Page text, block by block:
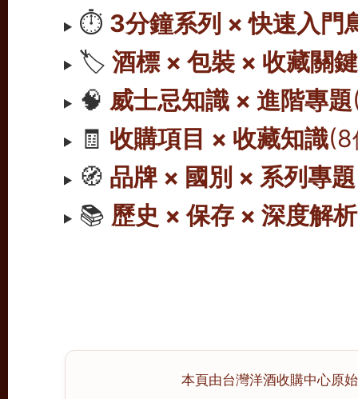
⏱️ 3分鐘系列 × 快速入門
🏷️酒標 × 包裝 × 收藏關鍵
🧠 威士忌知識 × 進階專題
🧾 收購項目 × 收藏知識(8
🧭 品牌 × 國別 × 系列專題
📚 歷史 × 保存 × 深度解析
本頁由台灣洋酒收購中心原